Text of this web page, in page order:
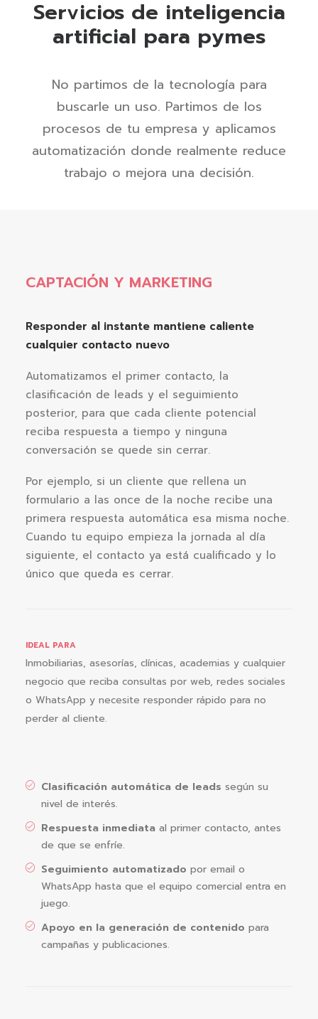
Servicios de inteligencia
artificial para pymes
No partimos de la tecnología para
buscarle un uso. Partimos de los
procesos de tu empresa y aplicamos
automatización donde realmente reduce
trabajo o mejora una decisión.
CAPTACIÓN Y MARKETING
Responder al instante mantiene caliente
cualquier contacto nuevo
Automatizamos el primer contacto, la
clasificación de leads y el seguimiento
posterior, para que cada cliente potencial
reciba respuesta a tiempo y ninguna
conversación se quede sin cerrar.
Por ejemplo, si un cliente que rellena un
formulario a las once de la noche recibe una
primera respuesta automática esa misma noche.
Cuando tu equipo empieza la jornada al día
siguiente, el contacto ya está cualificado y lo
único que queda es cerrar.
IDEAL PARA
Inmobiliarias, asesorías, clínicas, academias y cualquier
negocio que reciba consultas por web, redes sociales
o WhatsApp y necesite responder rápido para no
perder al cliente.
Clasificación automática de leads según su
nivel de interés.
Respuesta inmediata al primer contacto, antes
de que se enfríe.
Seguimiento automatizado por email o
WhatsApp hasta que el equipo comercial entra en
juego.
Apoyo en la generación de contenido para
campañas y publicaciones.